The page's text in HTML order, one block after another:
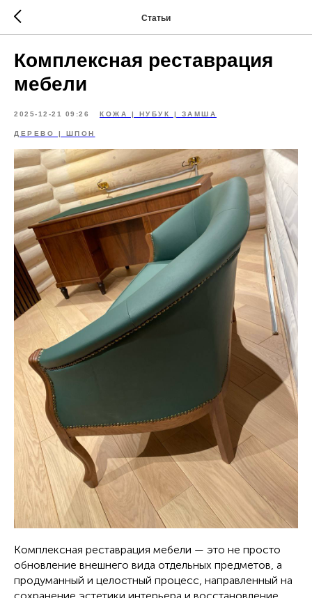
Статьи
Комплексная реставрация
мебели
2025-12-21 09:26 КОЖА | НУБУК | ЗАМША
ДЕРЕВО | ШПОН
Комплексная реставрация мебели — это не просто
обновление внешнего вида отдельных предметов, а
продуманный и целостный процесс, направленный на